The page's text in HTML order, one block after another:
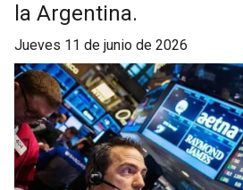
la Argentina.
jueves 11 de junio de 2026